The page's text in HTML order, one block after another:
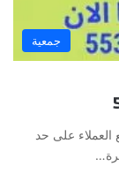
جمعية
على حد